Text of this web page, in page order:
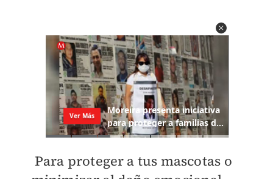
Para proteger a tus mascotas o